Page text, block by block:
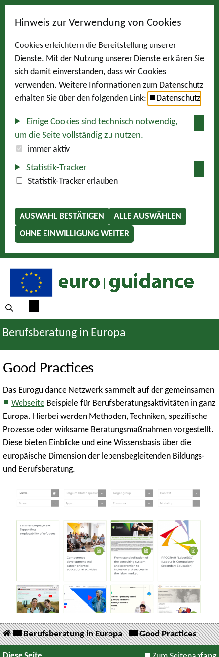
Hinweis zur Verwendung von Cookies
Cookies erleichtern die Bereitstellung unserer
Dienste. Mit der Nutzung unserer Dienste erklären Sie
sich damit einverstanden, dass wir Cookies
verwenden. Weitere Informationen zum Datenschutz
erhalten Sie über den folgenden Link:
Datenschutz
Einige Cookies sind technisch notwendig,
um die Seite vollständig zu nutzen.
immer aktiv
Statistik-Tracker
Statistik-Tracker erlauben
AUSWAHL BESTÄTIGEN
ALLE AUSWÄHLEN
OHNE EINWILLIGUNG WEITER
Berufsberatung in Europa
Good Practices
Das Euroguidance Netzwerk sammelt auf der gemeinsamen
Webseite Beispiele für Berufsberatungsaktivitäten in ganz
Europa. Hierbei werden Methoden, Techniken, spezifische
Prozesse oder wirksame Beratungsmaßnahmen vorgestellt.
Diese bieten Einblicke und eine Wissensbasis über die
europäische Dimension der lebensbegleitenden Bildungs-
und Berufsberatung.
Berufsberatung in Europa Good Practices